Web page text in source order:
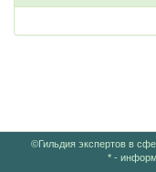
©Гильдия экспертов в
* -